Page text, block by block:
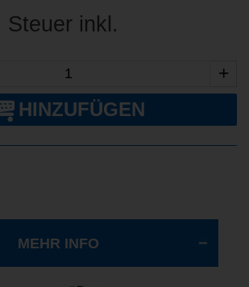
Steuer inkl.
+
HINZUFÜGEN
MEHR INFO